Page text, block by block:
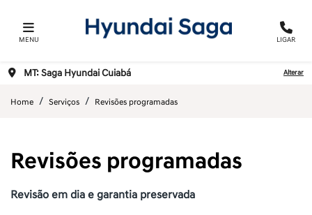
MENU LIGAR
MT: Saga Hyundai Cuiabá Alterar
Home Serviços Revisões programadas
Revisões programadas
Revisão em dia e garantia preservada